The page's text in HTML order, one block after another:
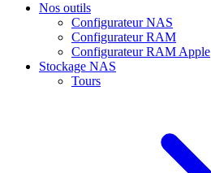
Nos outils
Configurateur NAS
Configurateur RAM
Configurateur RAM Apple
Stockage NAS
Tours